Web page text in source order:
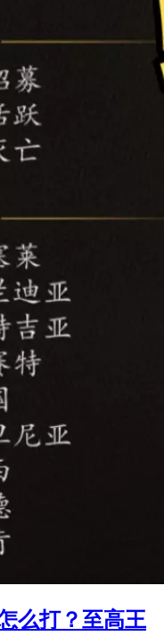
么打？至高王